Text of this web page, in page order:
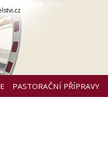
PASTORAČNÍ PŘÍPRAVY